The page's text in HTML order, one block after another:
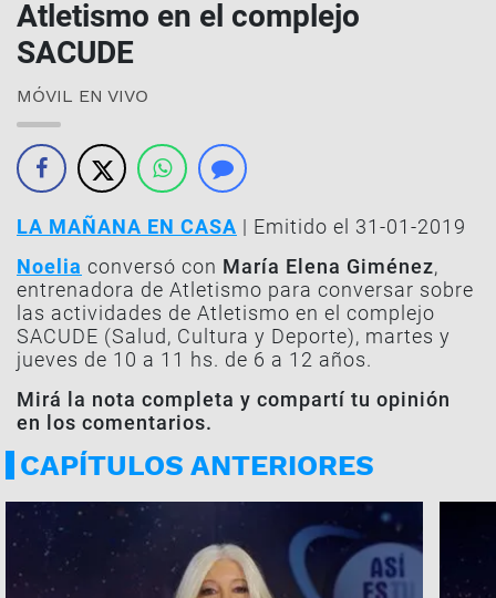
Atletismo en el complejo
SACUDE
MÓVIL EN VIVO
LA MAÑANA EN CASA | Emitido el 31-01-2019
Noelia conversó con María Elena Giménez,
entrenadora de Atletismo para conversar sobre
las actividades de Atletismo en el complejo
SACUDE (Salud, Cultura y Deporte), martes y
jueves de 10 a 11 hs. de 6 a 12 años.
Mirá la nota completa y compartí tu opinión
en los comentarios.
CAPÍTULOS ANTERIORES